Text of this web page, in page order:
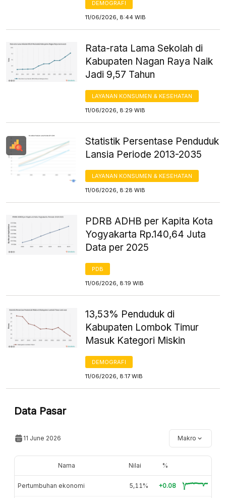
DEMOGRAFI
11/06/2026, 8:44 WIB
Rata-rata Lama Sekolah di
Kabupaten Nagan Raya Naik
Jadi 9,57 Tahun
LAYANAN KONSUMEN & KESEHATAN
11/06/2026, 8:29 WIB
Statistik Persentase Penduduk
Lansia Periode 2013-2035
LAYANAN KONSUMEN & KESEHATAN
11/06/2026, 8:28 WIB
PDRB ADHB per Kapita Kota
Yogyakarta Rp.140,64 Juta
Data per 2025
PDB
11/06/2026, 8:19 WIB
13,53% Penduduk di
Kabupaten Lombok Timur
Masuk Kategori Miskin
DEMOGRAFI
11/06/2026, 8:17 WIB
Data Pasar
11 June 2026 Makro
Nama Nilai %
Pertumbuhan ekonomi 5,11% +0.08